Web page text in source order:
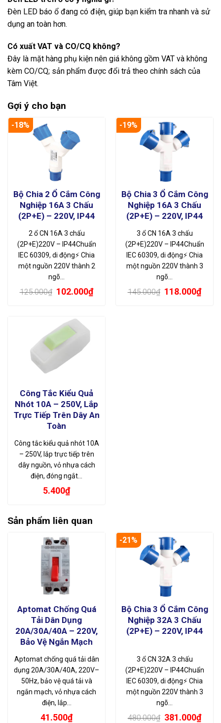
Đèn LED báo ổ đang có điện, giúp bạn kiểm tra nhanh và sử
dụng an toàn hơn.
Có xuất VAT và CO/CQ không?
Đây là mặt hàng phụ kiện nên giá không gồm VAT và không
kèm CO/CQ; sản phẩm được đổi trả theo chính sách của
Tâm Việt.
Gợi ý cho bạn
-18%
Bộ Chia 2 Ổ Cắm Công
Nghiệp 16A 3 Chấu
(2P+E) – 220V, IP44
2 ổ CN 16A 3 chấu
(2P+E)220V – IP44Chuẩn
IEC 60309, di động⚡ Chia
một nguồn 220V thành 2
ngõ…
125.000₫ Giá
125.000₫.
102.000₫Giá
-19%
Bộ Chia 3 Ổ Cắm Công
Nghiệp 16A 3 Chấu
(2P+E) – 220V, IP44
3 ổ CN 16A 3 chấu
(2P+E)220V – IP44Chuẩn
IEC 60309, di động⚡ Chia
một nguồn 220V thành 3
ngõ…
145.000₫ Giá
118.000₫Giá
Công Tắc Kiểu Quả
Nhót 10A – 250V, Lắp
Trực Tiếp Trên Dây An
Toàn
Công tắc kiểu quả nhót 10A
– 250V, lắp trực tiếp trên
dây nguồn, vỏ nhựa cách
điện, đóng ngắt…
5.400₫
Sản phẩm liên quan
Aptomat Chống Quá
Tải Dân Dụng
20A/30A/40A – 220V,
Bảo Vệ Ngắn Mạch
Aptomat chống quá tải dân
dụng 20A/30A/40A, 220V–
50Hz, bảo vệ quá tải và
ngắn mạch, vỏ nhựa cách
điện, lắp…
41.500₫
-21%
Bộ Chia 3 Ổ Cắm Công
Nghiệp 32A 3 Chấu
(2P+E) – 220V, IP44
3 ổ CN 32A 3 chấu
(2P+E)220V – IP44Chuẩn
IEC 60309, di động⚡ Chia
một nguồn 220V thành 3
ngõ…
480.000₫ Giá
381.000₫Giá